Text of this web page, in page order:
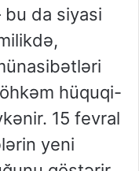
da siyasi
hüquqi-
15 fevral
yeni